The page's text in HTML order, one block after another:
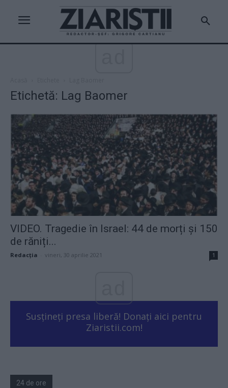
Etichetă: Lag Baomer
VIDEO. Tragedie în Israel: 44 de morți și 150
de răniți...
Redacţia vineri, 30 aprilie 2021 1
Susțineți presa liberă! Donați aici pentru
Ziaristii.com!
24 de ore